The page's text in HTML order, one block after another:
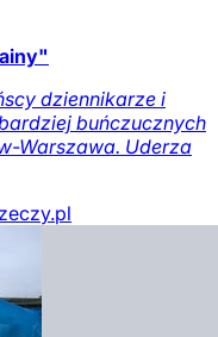
dziennikarze i
buńczucznych
Warszawa. Uderza